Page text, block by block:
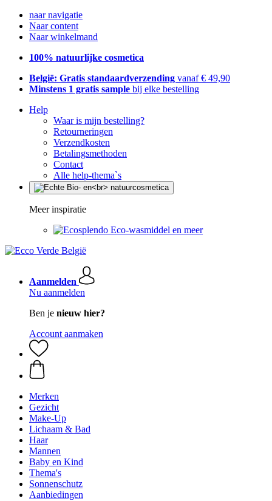
naar navigatie
Naar content
Naar winkelmand
100% natuurlijke cosmetica
België: Gratis standaardverzending vanaf € 49,90
Minstens 1 gratis sample bij elke bestelling
Help
Waar is mijn bestelling?
Retourneringen
Verzendkosten
Betalingsmethoden
Contact
Alle help-thema`s
Meer inspiratie
Eco-wasmiddel en meer
Aanmelden
Nu aanmelden
Ben je nieuw hier?
Account aanmaken
Merken
Gezicht
Make-Up
Lichaam & Bad
Haar
Mannen
Baby en Kind
Thema's
Sonnenschutz
Aanbiedingen